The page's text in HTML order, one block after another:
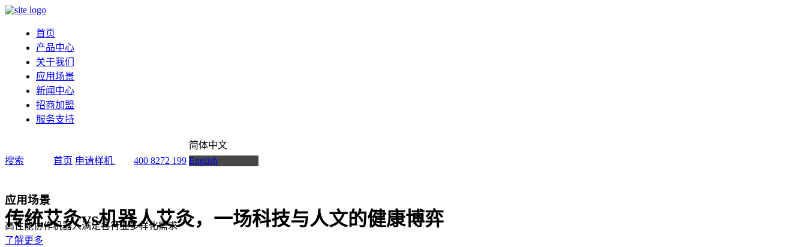
首页
产品中心
关于我们
应用场景
新闻中心
招商加盟
服务支持
搜索 首页 申请样机 400 8272 199
简体中文
English
应用场景
高性能协作机器人满足各行业多样化需求
了解更多
传统艾灸vs机器人艾灸，一场科技与人文的健康博弈